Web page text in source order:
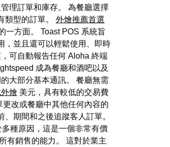
理訂單和庫存。 為餐廳選擇
類型的訂單。 外燴推薦首選
一方面。 Toast POS 系統旨
，並且還可以輕鬆使用、即時
可自動報告任何 Aloha 終端
成為餐廳和酒吧以及
大部分基本通訊。 餐廳無需
燴 美元，具有較低的交易費
改或餐廳中其他任何內容的
期間和之後追蹤客人訂單。
種原因，這是一個非常有價
有銷售的能力。 這對於業主